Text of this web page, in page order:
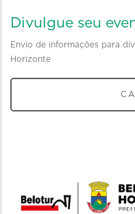
Divulgue seu
Envio de informações para
Horizonte